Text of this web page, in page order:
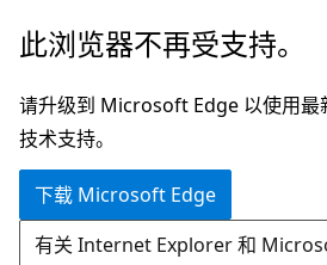
跳
主
要
内
此浏览器不再受支持。
请升级到 Microsoft Edge 以使用最
技术支持。
下载 Microsoft Edge
有关 Internet Explorer 和